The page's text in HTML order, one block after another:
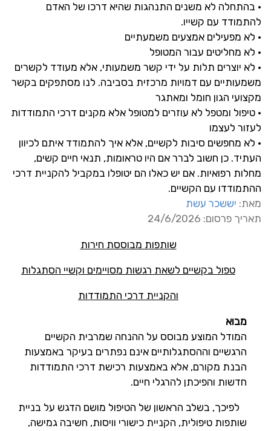
• בהתחלה לא משנים התנהגות שהיא דרכו של האדם
להתמודד עם קשייו.
• לא מפעילים אמצעים משמעתיים
• לא מחליטים עבור המטופל
• לא יוצרים תלות על ידי קשר משמעותי, אלא מעודד לקשרים
משמעותיים עם דמויות מרכזית בסביבה. לנו מסתפקים בקשר
מקצועי הגון חומל ומאתגר
• טיפול ומטפל לא עוזרים למטופל אלא מקנים דרכי התמודדות
לעזור לעצמו
• לא מחפשים סיבות לקשיים, אלא איך להתמודד איתם לכיוון
העתיד. כן חשוב לברר אם היו טראומות, תנאי חיים קשים,
מחלות רפואיות. אם יש כאלו הם יטופלו במקביל להקניית דרכי
ההתמודדו עם הקשיים.
מאת: יששכר עשת
תאריך פרסום: 24/6/2026
שותפות מבוססת חירות
טפול בקשיים לשאת רגשות מסויימים וקשיי הסתגלות
והקניית דרכי התמודדות
מבוא
המודל המוצע מבוסס על ההנחה שמרבית הקשיים
הרגשיים וההסתגלותיים אינם נפתרים בעיקר באמצעות
הבנת מקורם, אלא באמצעות רכישת דרכי התמודדות
חדשות והפיכתן להרגלי חיים.
לפיכך, בשלב הראשון של הטיפול מושם הדגש על בניית
שותפות טיפולית, הקניית כישורי וויסות, חשיבה גמישה,